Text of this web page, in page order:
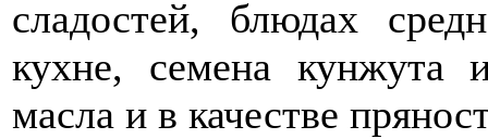
сладостей, блюдах
кухне, семена кунжута
масла и в качестве